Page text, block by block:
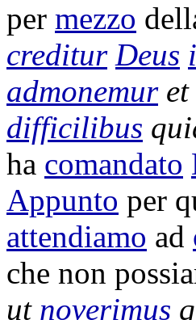
per mezzo
creditur Deus
admonemuret
difficilibus
ha comandato
Appunto per
attendiamo ad
che non
ut noverimus